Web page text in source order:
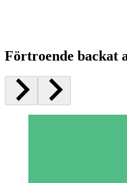
Förtroende backat